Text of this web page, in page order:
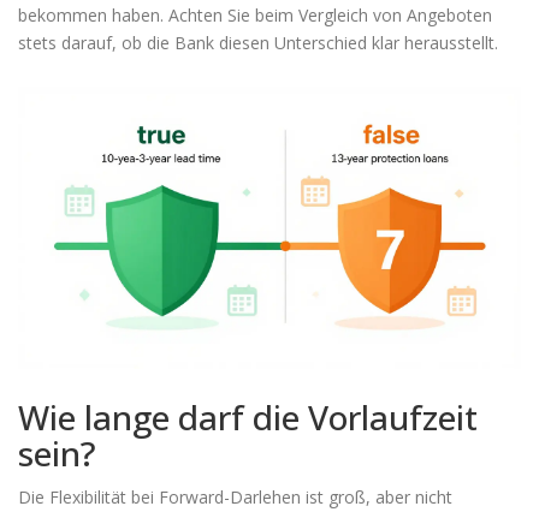
bekommen haben. Achten Sie beim Vergleich von Angeboten
stets darauf, ob die Bank diesen Unterschied klar herausstellt.
Wie lange darf die Vorlaufzeit
sein?
Die Flexibilität bei Forward-Darlehen ist groß, aber nicht